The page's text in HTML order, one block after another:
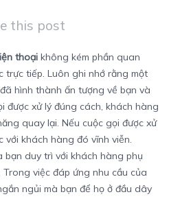
this post
thoại không kém phần quan
trực tiếp. Luôn ghi nhớ rằng một
hình thành ấn tượng về bạn và
được xử lý đúng cách, khách hàng
quay lại. Nếu cuộc gọi được xử
với khách hàng đó vĩnh viễn.
bạn duy trì với khách hàng phụ
việc đáp ứng nhu cầu của
ngủi mà bạn để họ ở đầu dây